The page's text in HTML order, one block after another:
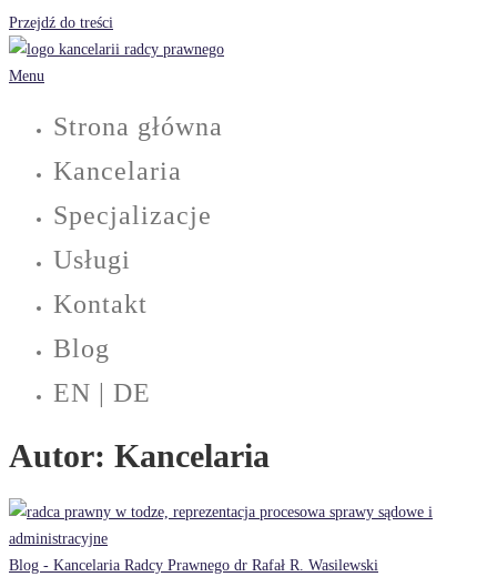
Przejdź do treści
Menu
Strona główna
Kancelaria
Specjalizacje
Usługi
Kontakt
Blog
EN | DE
Autor: Kancelaria
Blog - Kancelaria Radcy Prawnego dr Rafał R. Wasilewski